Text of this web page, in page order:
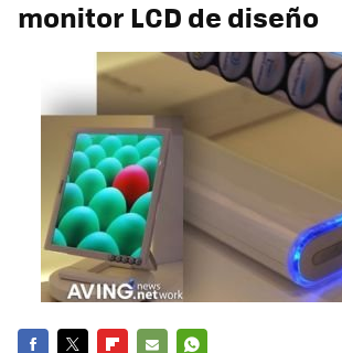
monitor LCD de diseño